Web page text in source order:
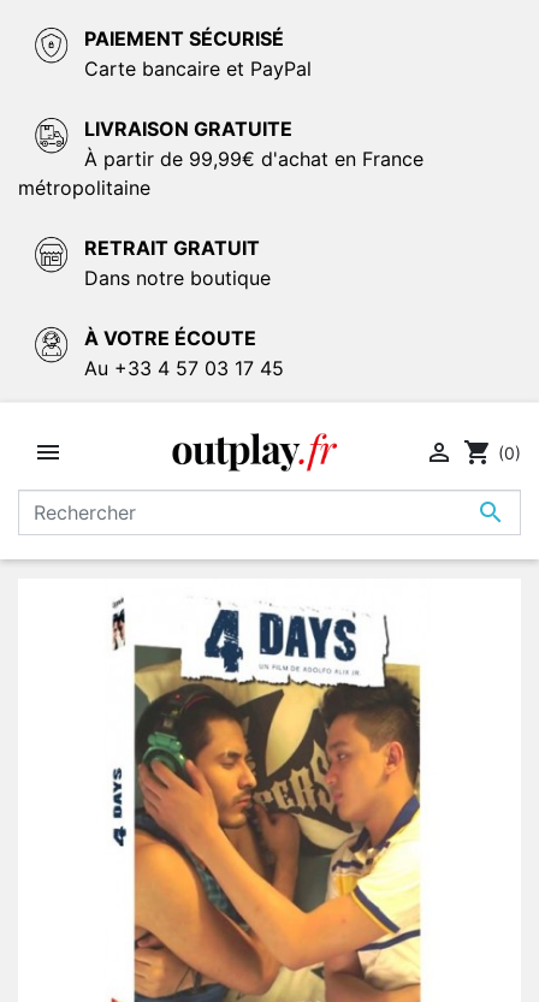
PAIEMENT SÉCURISÉ
Carte bancaire et PayPal
LIVRAISON GRATUITE
À partir de 99,99€ d'achat en France
métropolitaine
RETRAIT GRATUIT
Dans notre boutique
À VOTRE ÉCOUTE
Au +33 4 57 03 17 45


 shopping_cart (0)